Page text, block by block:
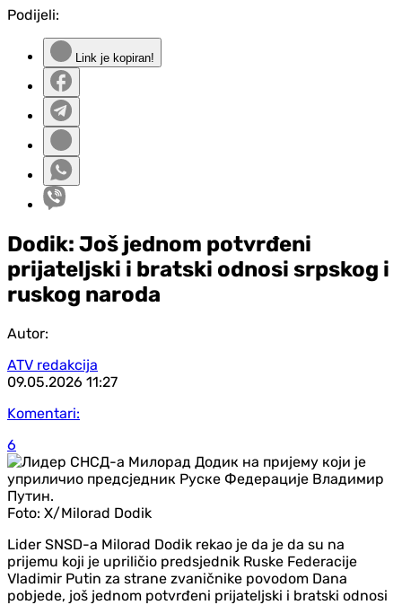
Podijeli:
Link je kopiran!
Dodik: Još jednom potvrđeni
prijateljski i bratski odnosi srpskog i
ruskog naroda
Autor:
ATV redakcija
09.05.2026 11:27
Komentari:
6
Foto: X/Milorad Dodik
Lider SNSD-a Milorad Dodik rekao je da je da su na
prijemu koji je upriličio predsjednik Ruske Federacije
Vladimir Putin za strane zvaničnike povodom Dana
pobjede, još jednom potvrđeni prijateljski i bratski odnosi